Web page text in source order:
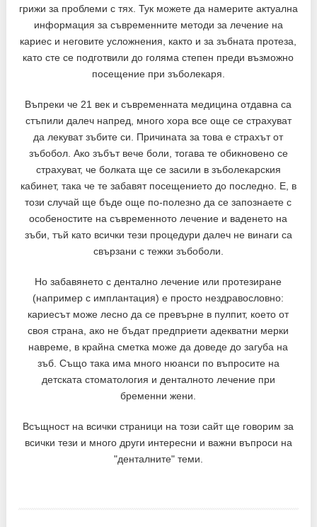
грижи за проблеми с тях. Тук можете да намерите актуална
информация за съвременните методи за лечение на
кариес и неговите усложнения, както и за зъбната протеза,
като сте се подготвили до голяма степен преди възможно
посещение при зъболекаря.
Въпреки че 21 век и съвременната медицина отдавна са
стъпили далеч напред, много хора все още се страхуват
да лекуват зъбите си. Причината за това е страхът от
зъбобол. Ако зъбът вече боли, тогава те обикновено се
страхуват, че болката ще се засили в зъболекарския
кабинет, така че те забавят посещението до последно. Е, в
този случай ще бъде още по-полезно да се запознаете с
особеностите на съвременното лечение и ваденето на
зъби, тъй като всички тези процедури далеч не винаги са
свързани с тежки зъбоболи.
Но забавянето с дентално лечение или протезиране
(например с имплантация) е просто нездравословно:
кариесът може лесно да се превърне в пулпит, което от
своя страна, ако не бъдат предприети адекватни мерки
навреме, в крайна сметка може да доведе до загуба на
зъб. Също така има много нюанси по въпросите на
детската стоматология и денталното лечение при
бременни жени.
Всъщност на всички страници на този сайт ще говорим за
всички тези и много други интересни и важни въпроси на
"денталните" теми.